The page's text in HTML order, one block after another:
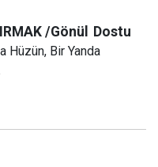
/Gönül Dostu
Hüzün, Bir Yanda